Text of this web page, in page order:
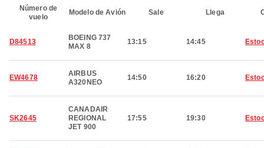
Número de
vuelo
Modelo de Avión Sale Llega
D84513
BOEING 737
MAX 8
13:15 14:45
EW4678
AIRBUS
A320NEO
14:50 16:20
SK2645
CANADAIR
REGIONAL
JET 900
17:55 19:30